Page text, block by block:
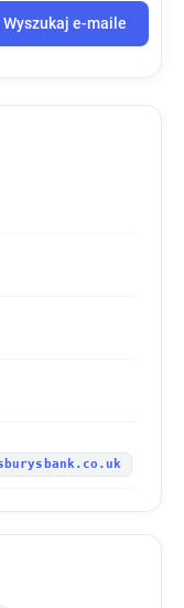
Wyszukaj e-maile